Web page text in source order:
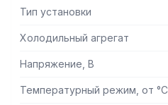
Тип установки
Холодильный агрегат
Напряжение, В
Температурный режим, от °С